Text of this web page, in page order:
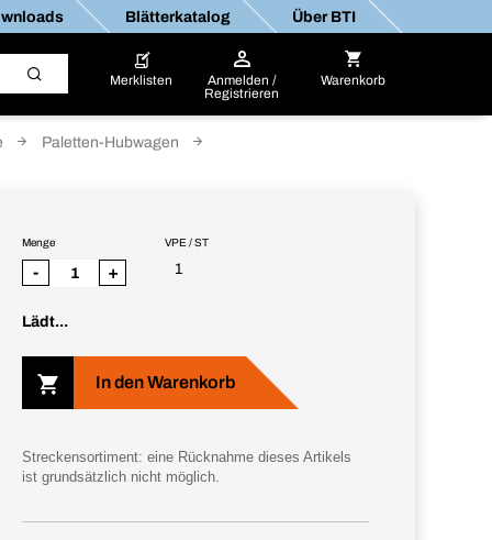
Blätterkatalog Über BTI
Merklisten
Anmelden /
Registrieren
Warenkorb
Paletten-Hubwagen
VPE / ST
1
Menge
- +
Lädt...
In den Warenkorb
Streckensortiment: eine Rücknahme dieses Artikels
ist grundsätzlich nicht möglich.